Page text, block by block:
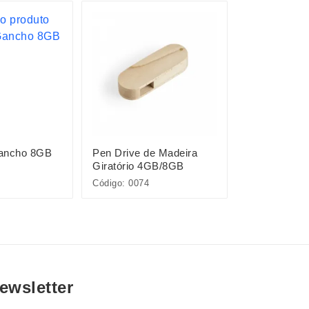
8GB
Pen Drive de Madeira
Giratório 4GB/8GB
Código: 0074